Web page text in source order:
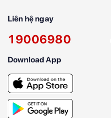
Liên hệ ngay
19006980
Download App